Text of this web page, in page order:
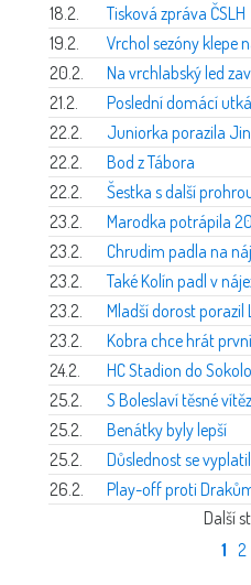
18.2.
Tisková zpráva ČSLH
19.2.
Vrchol sezóny klepe
20.2.
Na vrchlabský led
21.2.
Poslední domácí
22.2.
Juniorka porazila
22.2.
Bod z Tábora
22.2.
Šestka s další
23.2.
Marodka potrápila
23.2.
Chrudim padla na
23.2.
Také Kolín padl v
23.2.
Mladší dorost porazil
23.2.
Kobra chce hrát
24.2.
HC Stadion do
25.2.
S Boleslaví těsné
25.2.
Benátky byly lepší
25.2.
Důslednost se
26.2.
Play-off proti
Další
1 2